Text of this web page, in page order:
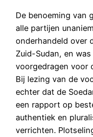
De benoeming van
alle partijen
onderhandeld over
Zuid-Sudan, en
voorgedragen voor
Bij lezing van de
echter dat de
een rapport op
authentiek en
verrichten.